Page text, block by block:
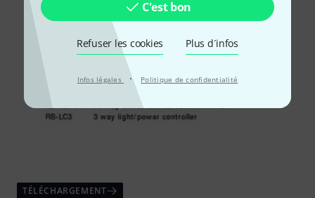
C'est bon
Refuser les cookies Plus d´infos
Infos légales · Politique de confidentialité
TÉLÉCHARGEMENT